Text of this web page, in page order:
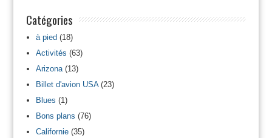
Catégories
à pied(18)
Activités (63)
Arizona(13)
Billet d'avion USA(23)
Blues (1)
Bons plans (76)
Californie(35)